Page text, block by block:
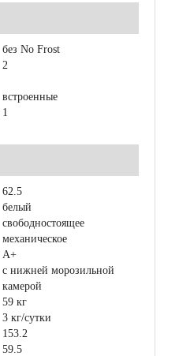
без No Frost
2
встроенные
1
62.5
белый
свободностоящее
механическое
A+
с нижней морозильной
камерой
59 кг
3 кг/сутки
153.2
59.5